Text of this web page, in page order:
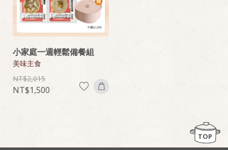
小家庭一週輕鬆備餐組
美味主食
2,015
1,500
TOP